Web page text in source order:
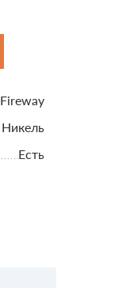
Fireway
Никель
Есть